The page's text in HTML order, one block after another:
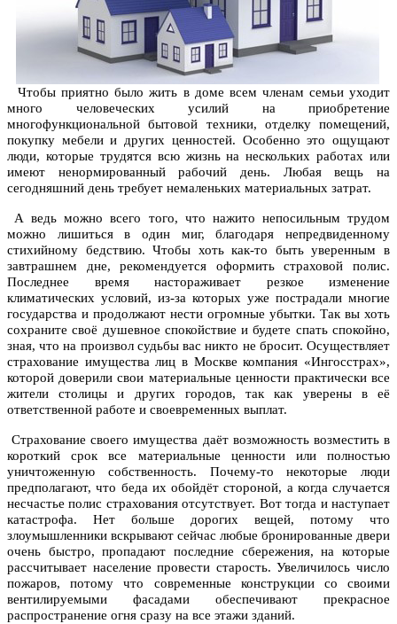
Чтобы приятно было жить в доме всем членам семьи уходит
много человеческих усилий на приобретение
многофункциональной бытовой техники, отделку помещений,
покупку мебели и других ценностей. Особенно это ощущают
люди, которые трудятся всю жизнь на нескольких работах или
имеют ненормированный рабочий день. Любая вещь на
сегодняшний день требует немаленьких материальных затрат.
А ведь можно всего того, что нажито непосильным трудом
можно лишиться в один миг, благодаря непредвиденному
стихийному бедствию. Чтобы хоть как-то быть уверенным в
завтрашнем дне, рекомендуется оформить страховой полис.
Последнее время настораживает резкое изменение
климатических условий, из-за которых уже пострадали многие
государства и продолжают нести огромные убытки. Так вы хоть
сохраните своё душевное спокойствие и будете спать спокойно,
зная, что на произвол судьбы вас никто не бросит. Осуществляет
страхование имущества лиц в Москве компания «Ингосстрах»,
которой доверили свои материальные ценности практически все
жители столицы и других городов, так как уверены в её
ответственной работе и своевременных выплат.
Страхование своего имущества даёт возможность возместить в
короткий срок все материальные ценности или полностью
уничтоженную собственность. Почему-то некоторые люди
предполагают, что беда их обойдёт стороной, а когда случается
несчастье полис страхования отсутствует. Вот тогда и наступает
катастрофа. Нет больше дорогих вещей, потому что
злоумышленники вскрывают сейчас любые бронированные двери
очень быстро, пропадают последние сбережения, на которые
рассчитывает население провести старость. Увеличилось число
пожаров, потому что современные конструкции со своими
вентилируемыми фасадами обеспечивают прекрасное
распространение огня сразу на все этажи зданий.